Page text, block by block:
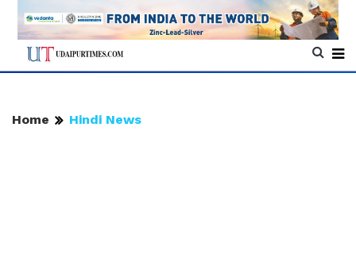
Home Hindi News